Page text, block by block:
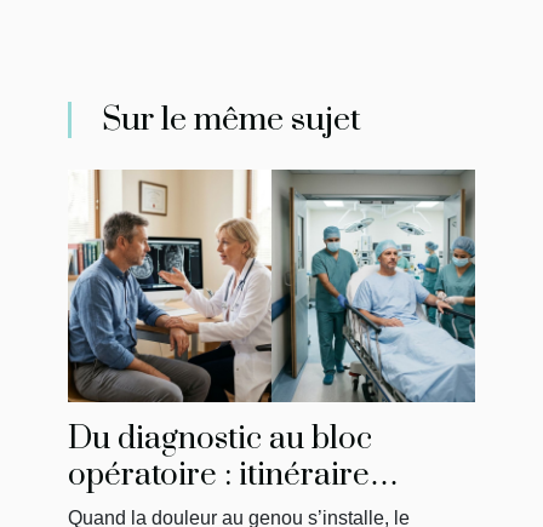
Sur le même sujet
Du diagnostic au bloc
opératoire : itinéraire
singulier d’un patient
Quand la douleur au genou s’installe, le